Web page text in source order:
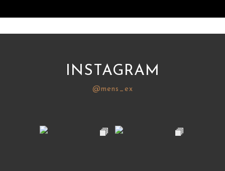
INSTAGRAM
@mens_ex